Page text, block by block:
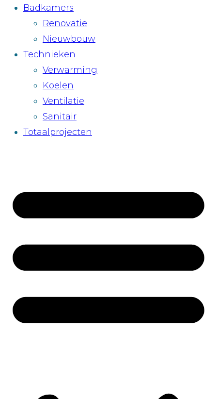
Badkamers
Renovatie
Nieuwbouw
Technieken
Verwarming
Koelen
Ventilatie
Sanitair
Totaalprojecten